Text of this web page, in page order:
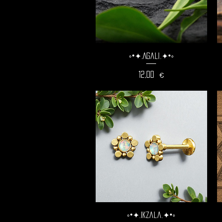
◦•✦.Agali.✦•◦
Prix
12,00 €
◦•✦.Ikzala.✦•◦